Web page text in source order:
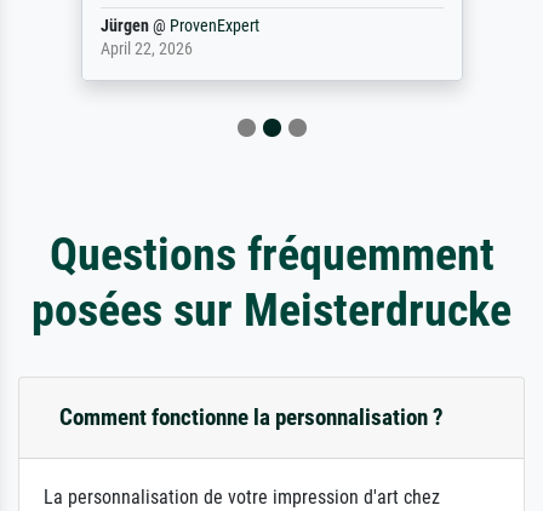
Jürgen@ ProvenExpert
April 22, 2026
Questions fréquemment
posées sur Meisterdrucke
Comment fonctionne la personnalisation ?
La personnalisation de votre impression d'art chez